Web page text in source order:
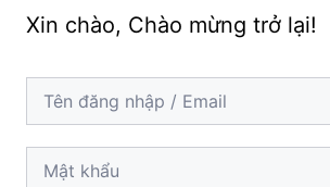
Xin chào, Chào mừng trở lại!